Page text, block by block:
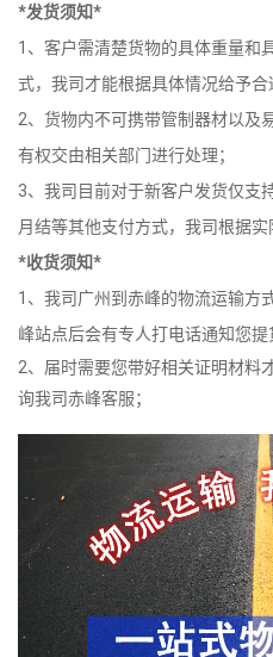
*发货须知*
1、客户需清楚货物的具体重量和
式，我司才能根据具体情况给予合
2、货物内不可携带管制器材以及
有权交由相关部门进行处理；
3、我司目前对于新客户发货仅支
月结等其他支付方式，我司根据实
*收货须知*
1、我司广州到赤峰的物流运输方
峰站点后会有专人打电话通知您提
2、届时需要您带好相关证明材料
询我司赤峰客服；